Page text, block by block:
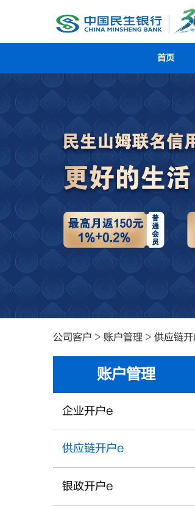
首页
公司客户 > 账户管理 > 供应链
账户管理
企业开户e
供应链开户e
银政开户e